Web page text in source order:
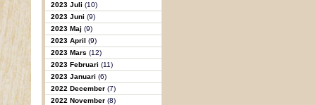
2023 Juli (10)
2023 Juni (9)
2023 Maj (9)
2023 April (9)
2023 Mars (12)
2023 Februari (11)
2023 Januari (6)
2022 December (7)
2022 November (8)